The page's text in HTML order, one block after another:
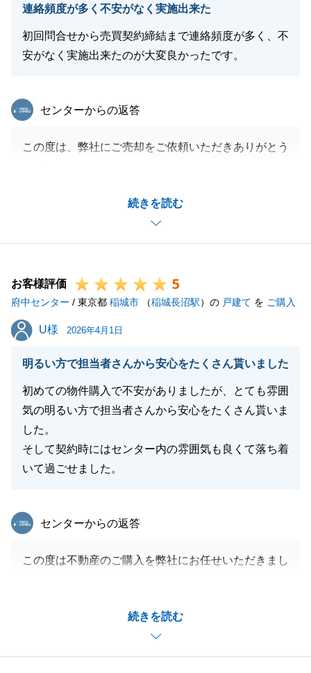
連絡頻度が多く不安がなく実施出来た
初回問合せから売買契約締結まで連絡頻度が多く、不
安がなく実施出来たのが大変良かったです。
続きを読む
東急リバブル
センターからの返答
この度は、弊社にご売却をご依頼いただきありがとう
S様のご協力があり全てスムースに進みました。
書類を完璧に揃えて頂きありがとうございます。
今後もお困りのことがございましたら何でもご相談く
またお会いできるのを楽しみにしております。
お客様評価 5
府中センター / 東京都 稲城市 （稲城長沼駅）の 戸建て を ご購入
U様
U様 2026年4月1日
明るい方で担当者さんから安心をたくさん貰いました
初めての物件購入で不安がありましたが、とても雰囲
気の明るい方で担当者さんから安心をたくさん貰いま
した。
そして契約時にはセンター内の雰囲気も良くて落ち着
いて過ごせました。
続きを読む
東急リバブル
センターからの返答
この度は不動産のご購入を弊社にお任せいただきまし
ご協力のお陰で無事にお引渡しをお迎えすることがで
今後もお困りのことがございましたら、お気軽にお申